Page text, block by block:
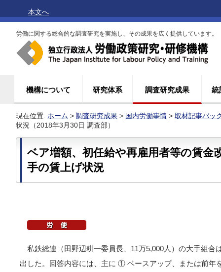
本文へ
労働に関する総合的な調査研究を実施し、その成果を広く提供しています。
機構について 研究体系 調査研究成果 統
現在位置: ホーム > 調査研究成果 > 国内労働事情 > 取材記事バッ
状況（2018年3月30日 調査部）
ベア増額、初任給や再雇用者等の賃金
手の賃上げ状況
私鉄総連（田野辺耕一委員長、11万5,000人）の大手組合
出した。回答内容には、主に ① ベースアップ、または前